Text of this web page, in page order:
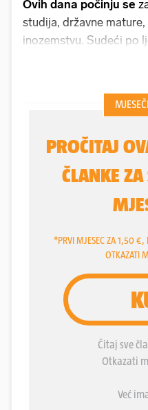
Ovih dana počinju se
studija, državne
inozemstvu. Sudeći po
Edukacijsko-
Sestrinstvo na
Među najtraženije ovaj
Aeronautika - modul
fakulteta u Zagrebu.
interesu na relativno
FER, medicinu i
popularna, a sve više ih
No zanimljiv je i rastući
našoj zemlji. Ove
Hrvatskoj upisalo ih je
odnosu na godinu
studija ovdje, kažu
odnosu na neke druge
veliko istraživanje u